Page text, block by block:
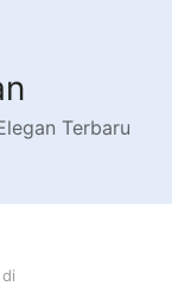
Terbaru